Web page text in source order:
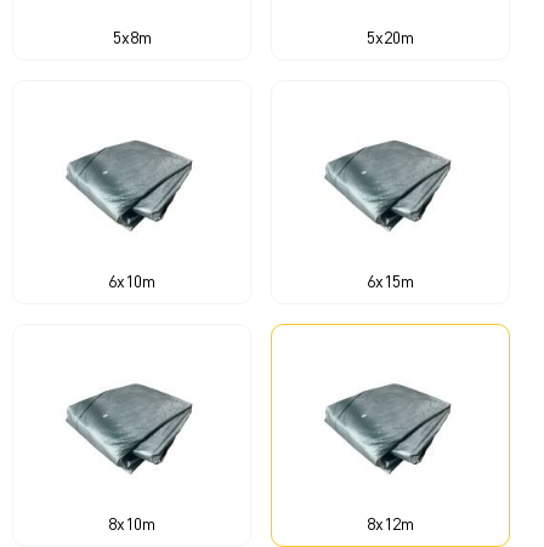
5x8m 5x20m
6x10m 6x15m
8x10m 8x12m